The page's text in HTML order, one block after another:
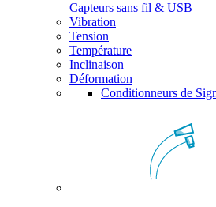
Capteurs sans fil & USB
Vibration
Tension
Température
Inclinaison
Déformation
Conditionneurs de